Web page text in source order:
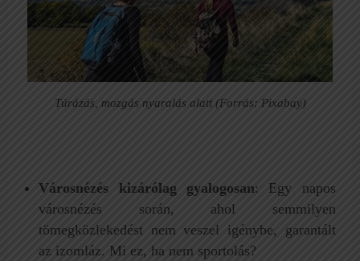
Túrázás, mozgás nyaralás alatt (Forrás: Pixabay)
Városnézés kizárólag gyalogosan: Egy napos
városnézés során, ahol semmilyen
tömegközlekedést nem veszel igénybe, garantált
az izomláz. Mi ez, ha nem sportolás?